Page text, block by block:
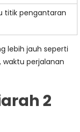
titik pengantaran
lebih jauh seperti
waktu perjalanan
2